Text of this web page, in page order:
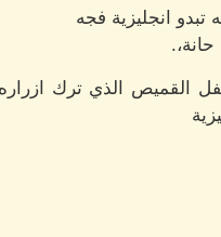
انجليزية فجه
القميص الذي ترك